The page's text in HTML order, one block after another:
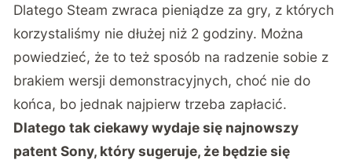
Dlatego Steam zwraca pieniądze za gry, z których
korzystaliśmy nie dłużej niż 2 godziny. Można
powiedzieć, że to też sposób na radzenie sobie z
brakiem wersji demonstracyjnych, choć nie do
końca, bo jednak najpierw trzeba zapłacić.
Dlatego tak ciekawy wydaje się najnowszy
patent Sony, który sugeruje, że będzie się